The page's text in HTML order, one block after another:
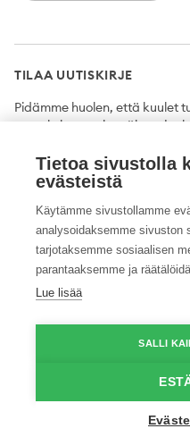
TILAA UUTISKIRJE
Pidämme huolen, että kuulet
uutuuksista ensimmäisten
Tilaa
Twitter FacebookYouTube
© 2026 ProAgria. Kaikki
Tietoa sivustolla
evästeistä
Käytämme sivustollamme
analysoidaksemme sivuston
tarjotaksemme sosiaalisen
parantaaksemme ja
Lue lisää
SALLI